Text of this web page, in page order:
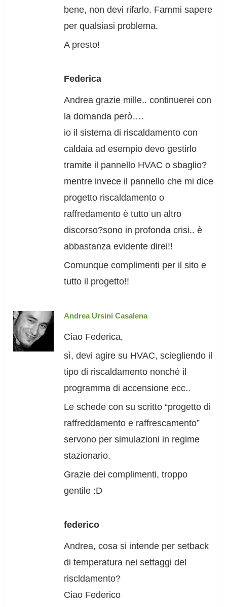
bene, non devi rifarlo. Fammi sapere
per qualsiasi problema.
A presto!
Federica
Andrea grazie mille.. continuerei con
la domanda però….
io il sistema di riscaldamento con
caldaia ad esempio devo gestirlo
tramite il pannello HVAC o sbaglio?
mentre invece il pannello che mi dice
progetto riscaldamento o
raffredamento è tutto un altro
discorso?sono in profonda crisi.. è
abbastanza evidente direi!!
Comunque complimenti per il sito e
tutto il progetto!!
Andrea Ursini Casalena
Ciao Federica,
sì, devi agire su HVAC, sciegliendo il
tipo di riscaldamento nonchè il
programma di accensione ecc..
Le schede con su scritto “progetto di
raffreddamento e raffrescamento”
servono per simulazioni in regime
stazionario.
Grazie dei complimenti, troppo
gentile :D
federico
Andrea, cosa si intende per setback
di temperatura nei settaggi del
riscldamento?
Ciao Federico